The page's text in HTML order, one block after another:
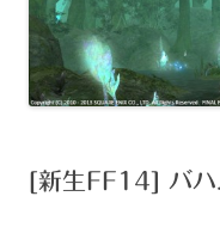
[新生FF14] バハ